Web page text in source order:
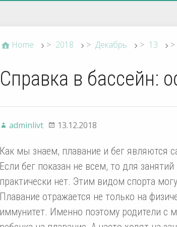
Home > 2018 > Декабрь > 13 >
Справка в бассейн:
adminlivt 13.12.2018
Как мы знаем, плавание и бег являются
Если бег показан не всем, то для
практически нет. Этим видом спорта
Плавание отражается не только на
иммунитет. Именно поэтому родители с